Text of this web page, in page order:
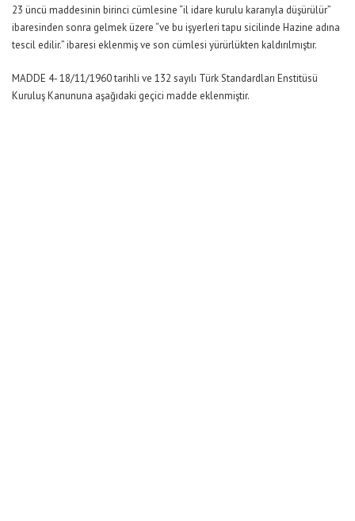
23 üncü maddesinin birinci cümlesine “il idare kurulu kararıyla düşürülür”
ibaresinden sonra gelmek üzere “ve bu işyerleri tapu sicilinde Hazine adına
tescil edilir.” ibaresi eklenmiş ve son cümlesi yürürlükten kaldırılmıştır.
MADDE 4- 18/11/1960 tarihli ve 132 sayılı Türk Standardları Enstitüsü
Kuruluş Kanununa aşağıdaki geçici madde eklenmiştir.